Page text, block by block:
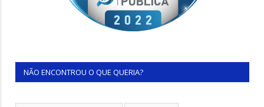
NÃO ENCONTROU O QUE QUERIA?